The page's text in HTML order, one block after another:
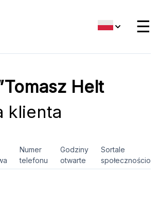
☰
Helt
klienta
Numer
telefonu
Godziny
otwarte
Sortale